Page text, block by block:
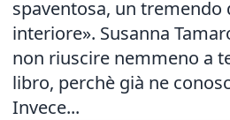
spaventosa, un tremendo
interiore». Susanna
non riuscire nemmeno a
libro, perchè già ne
Invece...